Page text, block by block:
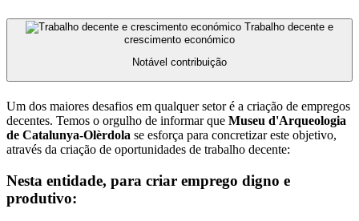
Trabalho decente e
crescimento económico
Notável contribuição
Um dos maiores desafios em qualquer setor é a criação de empregos
decentes. Temos o orgulho de informar que Museu d'Arqueologia
de Catalunya-Olèrdola se esforça para concretizar este objetivo,
através da criação de oportunidades de trabalho decente:
Nesta entidade, para criar emprego digno e
produtivo: